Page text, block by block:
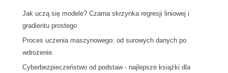
Jak uczą się modele? Czarna skrzynka regresji liniowej i
gradientu prostego
Proces uczenia maszynowego: od surowych danych po
wdrożenie.
Cyberbezpieczeństwo od podstaw - najlepsze książki dla